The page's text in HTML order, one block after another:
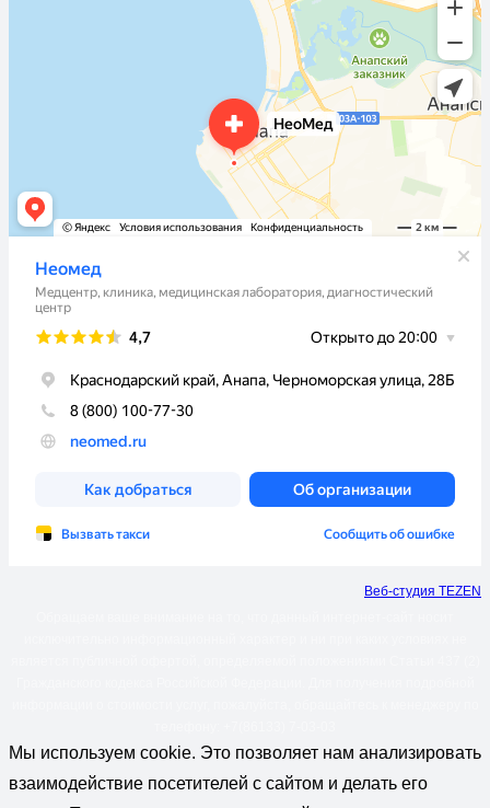
Веб-студия TEZEN
Мы используем cookie. Это позволяет нам анализировать
взаимодействие посетителей с сайтом и делать его